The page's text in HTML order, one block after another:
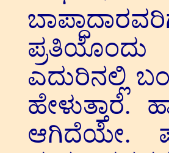
ಎದುರಿನಲ್ಲಿ
ಆಗಿದೆಯೇ.